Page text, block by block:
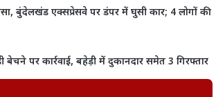
बुंदेलखंड एक्सप्रेसवे पर डंपर में घुसी कार; 4 लोगों की
पर कार्रवाई, बहेड़ी में दुकानदार समेत 3 गिरफ्तार